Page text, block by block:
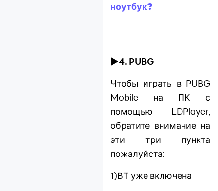
ноутбук?
►4. PUBG
Чтобы играть в PUBG
Mobile на ПК с
помощью LDPlayer,
обратите внимание на
эти три пункта
пожалуйста:
1)ВТ уже включена